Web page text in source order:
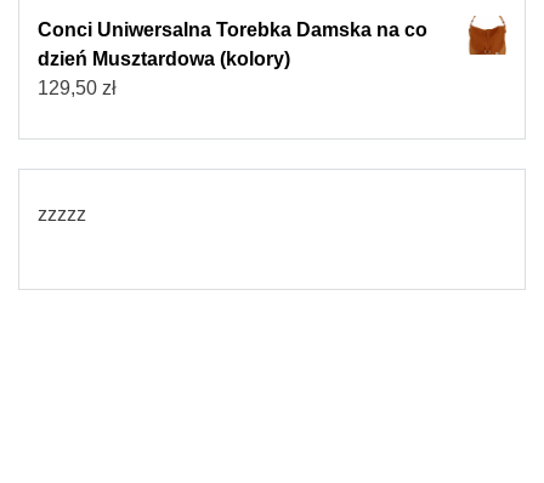
Conci Uniwersalna Torebka Damska na co
dzień Musztardowa (kolory)
129,50 zł
zzzzz